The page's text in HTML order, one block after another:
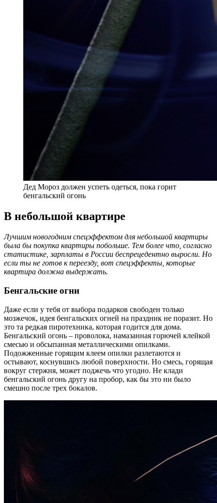
Дед Мороз должен успеть одеться, пока горит
бенгальский огонь
В небольшой квартире
Лучшим новогодним спецэффектом для небольшой квартиры
была бы покупка квартиры побольше. Тем более что, согласно
статистике, зарплаты в России беспрецедентно выросли. Но
если ты не готов к переезду, вот спецэффекты, которые
квартира должна выдержать.
Бенгальские огни
Даже если у тебя от выбора подарков свободен только
мозжечок, идея бенгальских огней на праздник не поразит. Но
это та редкая пиротехника, которая годится для дома.
Бенгальский огонь – проволока, намазанная горючей клейкой
смесью и обсыпанная металлическими опилками.
Подожженные горящим клеем опилки разлетаются и
остывают, коснувшись любой поверхности. Но смесь, горящая
вокруг стержня, может поджечь что угодно. Не клади
бенгальский огонь другу на пробор, как бы это ни было
смешно после трех бокалов.